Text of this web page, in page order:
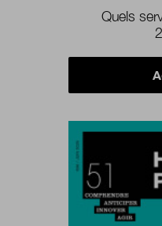
Nous contacter
de la transformation
Quels